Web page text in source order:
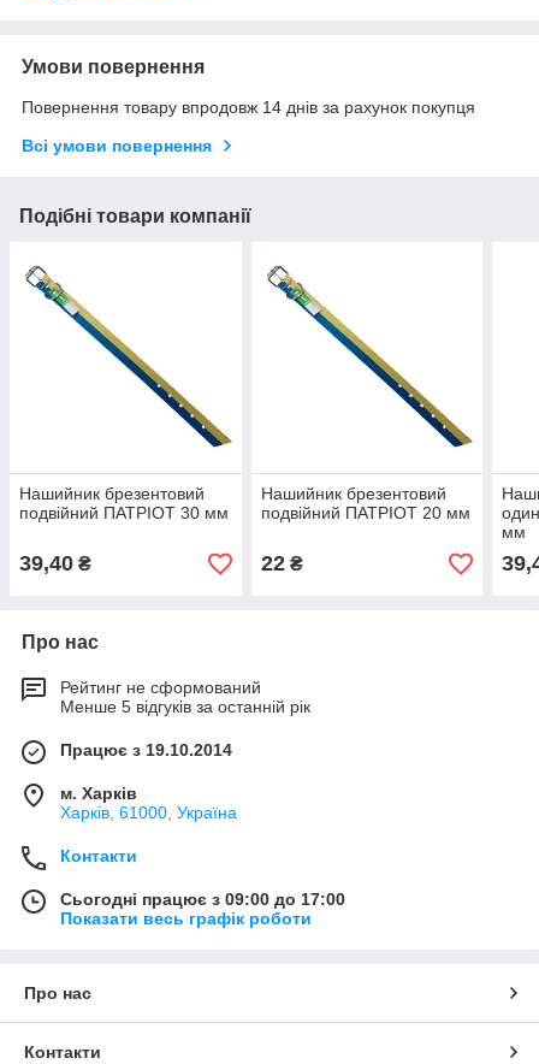
Умови повернення
Повернення товару впродовж 14 днів за рахунок покупця
Всі умови повернення
Подібні товари компанії
Нашийник брезентовий
подвійний ПАТРІОТ 30 мм
39,40 ₴
Нашийник брезентовий
подвійний ПАТРІОТ 20 мм
22₴
мм
Про нас
Рейтинг не сформований
Менше 5 відгуків за останній рік
Працює з 19.10.2014
м. Харків
Харків, 61000, Україна
Контакти
Сьогодні працює з 09:00 до 17:00
Показати весь графік роботи
Про нас
Контакти